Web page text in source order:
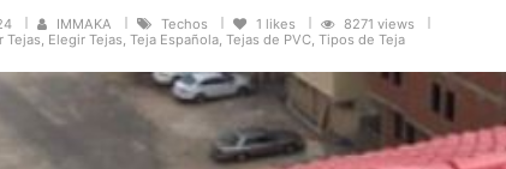
IMMAKA Techos 1 likes
8271 views
Tejas, Elegir Tejas, Teja Española, Tejas de PVC, Tipos de Teja